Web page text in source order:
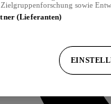
sowie
(Lieferanten)